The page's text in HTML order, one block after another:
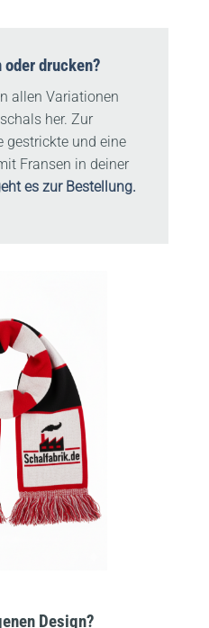
drucken?
allen Variationen
her. Zur
gestrickte und eine
Fransen in deiner
es zur Bestellung.
Design?